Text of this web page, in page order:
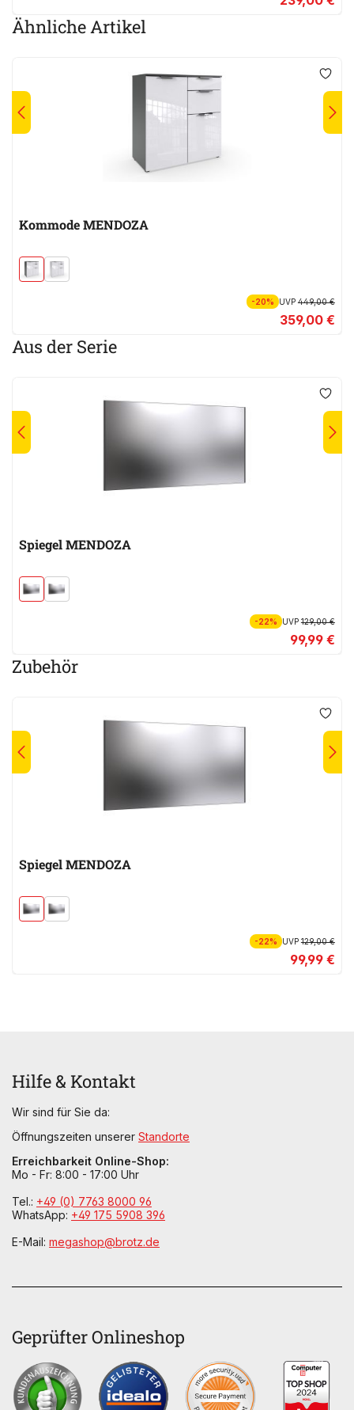
Ähnliche Artikel
Kommode MENDOZA
-20% UVP449,00 €
359,00 €
Aus der Serie
Spiegel MENDOZA
-22% UVP129,00 €
99,99 €
Zubehör
Spiegel MENDOZA
-22% UVP129,00 €
99,99 €
Hilfe & Kontakt
Wir sind für Sie da:
Öffnungszeiten unserer Standorte
Erreichbarkeit Online-Shop:
Mo - Fr: 8:00 - 17:00 Uhr
Tel.: +49 (0) 7763 8000 96
WhatsApp: +49 175 5908 396
E-Mail: megashop@brotz.de
Geprüfter Onlineshop